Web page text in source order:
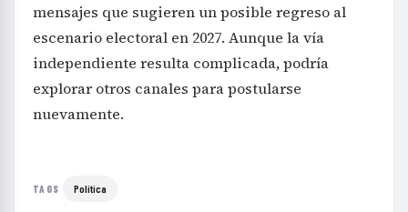
mensajes que sugieren un posible regreso al
escenario electoral en 2027. Aunque la vía
independiente resulta complicada, podría
explorar otros canales para postularse
nuevamente.
TAGS Política